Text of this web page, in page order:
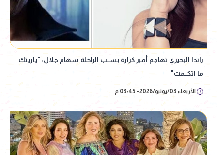
راندا البحيري تهاجم أمير كرارة بسبب الراحلة سهام جلال: "ياريتك
ما اتكلمت"
الأربعاء 03/يونيو/2026 - 03:45 م